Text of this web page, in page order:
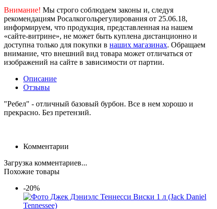
Внимание! Мы строго соблюдаем законы и, следуя
рекомендациям Росалкогольрегулирования от 25.06.18,
информируем, что продукция, представленная на нашем
«сайте-витрине», не может быть куплена дистанционно и
доступна только для покупки в наших магазинах. Обращаем
внимание, что внешний вид товара может отличаться от
изображений на сайте в зависимости от партии.
Описание
Отзывы
"Ребел" - отличный базовый бурбон. Все в нем хорошо и
прекрасно. Без претензий.
Комментарии
Загрузка комментариев...
Похожие товары
-20%